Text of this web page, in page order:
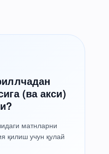
(ва акси)
матнларни
қилиш учун қулай